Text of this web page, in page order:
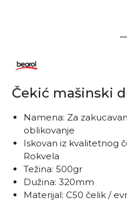
Čekić mašinski
Namena: Za
oblikovanje
Iskovan iz kvalitetnog
Rokvela
Težina: 500gr
Dužina: 320mm
Materijal: C50 čelik /